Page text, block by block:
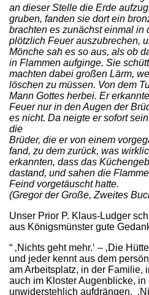
an dieser Stelle die Erde
gruben, fanden sie dort ein
brachten es zunächst einmal in
plötzlich Feuer auszubrechen,
Mönche sah es so aus, als ob
in Flammen aufginge. Sie
machten dabei großen Lärm,
löschen zu müssen. Von dem
Mann Gottes herbei. Er
Feuer nur in den Augen der
es nicht. Da neigte er sofort
die
Brüder, die er von einem
fand, zu dem zurück, was
erkannten, dass das
dastand, und sahen die
Feind vorgetäuscht hatte.
(Gregor der Große, Zweites
Unser Prior P. Klaus-Ludger
aus Königsmünster gute
“ ‚Nichts geht mehr.‘ – ‚Die
und jeder kennt aus dem
am Arbeitsplatz, in der Familie,
auch im Kloster Augenblicke,
unwiderstehlich aufdrängen.